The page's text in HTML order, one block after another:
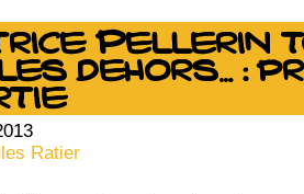
Pellerin
dehors… :
Ratier